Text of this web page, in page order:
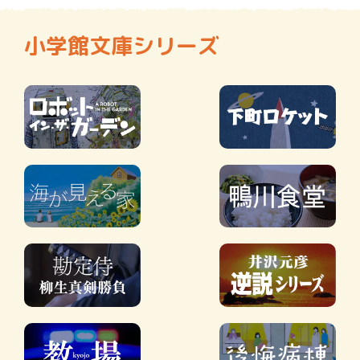
小学館文庫シリーズ